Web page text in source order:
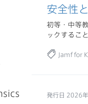
安全性
初等・中等
ックするこ
Jamf for
発行日 2026